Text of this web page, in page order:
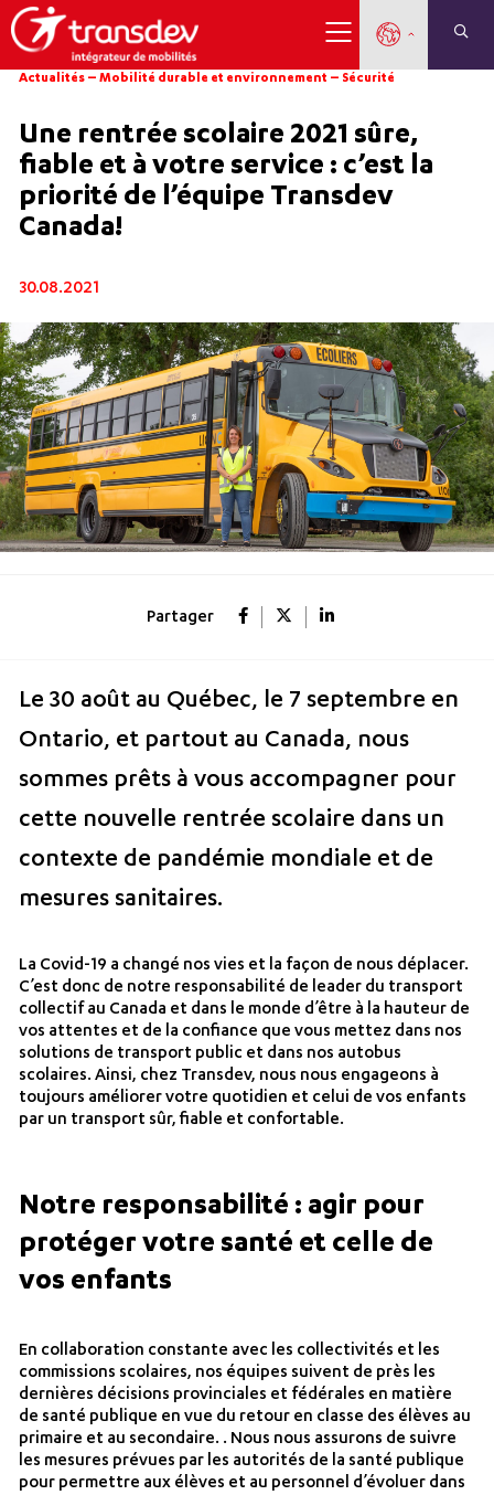
Actualités –Mobilité durable et environnement – Sécurité
Une rentrée scolaire 2021 sûre,
fiable et à votre service : c’est la
priorité de l’équipe Transdev
Canada!
30.08.2021
Partager
Le 30 août au Québec, le 7 septembre en
Ontario, et partout au Canada, nous
sommes prêts à vous accompagner pour
cette nouvelle rentrée scolaire dans un
contexte de pandémie mondiale et de
mesures sanitaires.
La Covid-19 a changé nos vies et la façon de nous déplacer.
C’est donc de notre responsabilité de leader du transport
collectif au Canada et dans le monde d’être à la hauteur de
vos attentes et de la confiance que vous mettez dans nos
solutions de transport public et dans nos autobus
scolaires. Ainsi, chez Transdev, nous nous engageons à
toujours améliorer votre quotidien et celui de vos enfants
par un transport sûr, fiable et confortable.
Notre responsabilité : agir pour
protéger votre santé et celle de
vos enfants
En collaboration constante avec les collectivités et les
commissions scolaires, nos équipes suivent de près les
dernières décisions provinciales et fédérales en matière
de santé publique en vue du retour en classe des élèves au
primaire et au secondaire. . Nous nous assurons de suivre
les mesures prévues par les autorités de la santé publique
pour permettre aux élèves et au personnel d’évoluer dans